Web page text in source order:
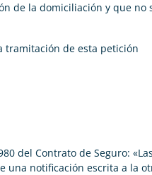
de la domiciliación y que no
tramitación de esta petición
del Contrato de Seguro:
una notificación escrita a la